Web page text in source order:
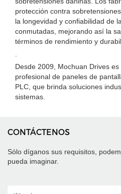
protección contra
la longevidad y confiabilidad de
conmutadas, mejorando así la
términos de rendimiento y
Desde 2009, Mochuan Drives
profesional de paneles de
PLC, que brinda soluciones
sistemas.
CONTÁCTENOS
Sólo díganos sus requisitos,
pueda imaginar.